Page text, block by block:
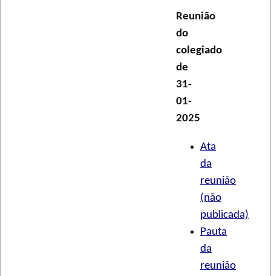
Reunião
do
colegiado
de
31-
01-
2025
Ata
da
reunião
(não
publicada)
Pauta
da
reunião